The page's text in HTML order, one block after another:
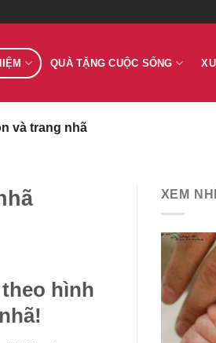
QUÀ TẶNG CUỘC SỐNG
và trang nhã
hình
XEM